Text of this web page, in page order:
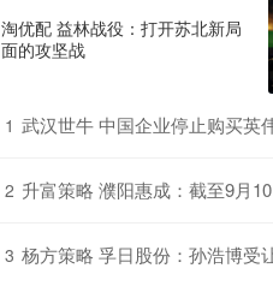
淘优配 益林战役：打开苏北新局
面的攻坚战
1 武汉世牛 中国企业停止购买英伟达相关芯片
2 升富策略 濮阳惠成：截至9月10日，公司
3 杨方策略 孚日股份：孙浩博受